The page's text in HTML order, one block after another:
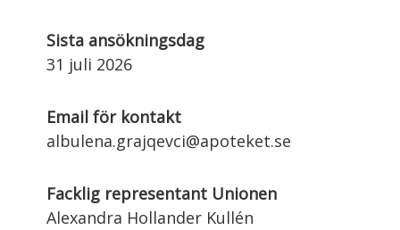
Sista ansökningsdag
31 juli 2026
Email för kontakt
albulena.grajqevci@apoteket.se
Facklig representant Unionen
Alexandra Hollander Kullén